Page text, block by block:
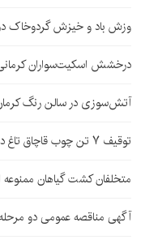
وزش باد و خیزش گردوخاک
درخشش اسکیت‌سواران
آتش‌سوزی در سالن رنگ
توقیف ۷ تن چوب قاچاق تاغ در رفسنجان
متخلفان کشت گیاهان
آگهی مناقصه عمومی دو مرحله‌ای به شماره